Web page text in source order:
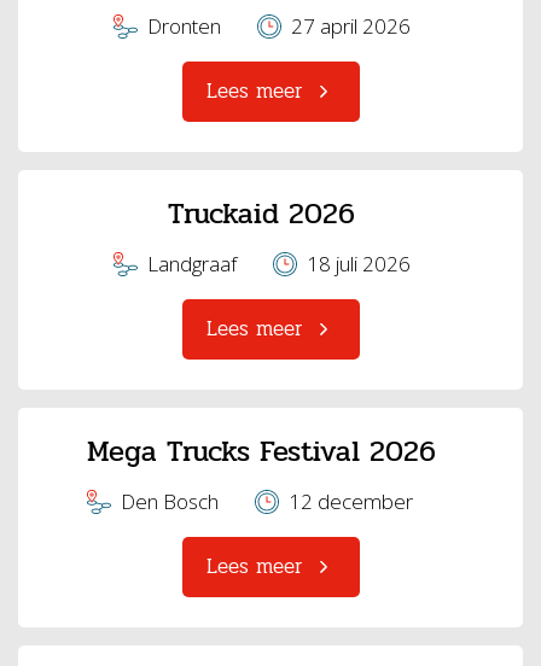
Dronten 27 april 2026
Lees meer
Truckaid 2026
Landgraaf 18 juli 2026
Lees meer
Mega Trucks Festival 2026
Den Bosch 12 december
Lees meer